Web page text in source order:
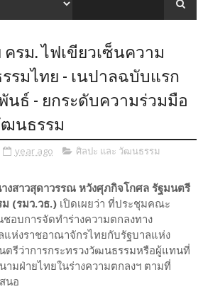
ครม. ไฟเขียวเซ็นความ
รมไทย - เนปาลฉบับแรก
ธ์ - ยกระดับความร่วมมือ
นธรรม
year ago ศิลปะ และ วัฒนธรรม
งสาวสุดาวรรณ หวังศุภกิจโกศล รัฐมนตรี
(รมว.วธ.)เปิดเผยว่า ที่ประชุมคณะ
อบการจัดทำร่างความตกลงทาง
แห่งราชอาณาจักรไทยกับรัฐบาลแห่ง
ตรีว่าการกระทรวงวัฒนธรรมหรือผู้แทนที่
มฝ่ายไทยในร่างความตกลงฯ ตามที่
นอ